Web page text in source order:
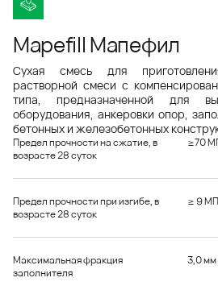
Mapefill Мапефил
Сухая смесь для
растворной смеси с
типа, предназначенной для
оборудования, анкеровки опор,
бетонных и железобетонных
Предел прочности на сжатие, в
возрасте 28 суток
≥70
Предел прочности при изгибе, в
возрасте 28 суток
≥ 9
Максимальная фракция
заполнителя
3,0 мм